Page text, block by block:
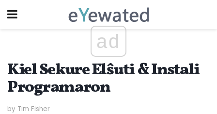
ad
Kiel Sekure Elŝuti & Instali
Programaron
by Tim Fisher